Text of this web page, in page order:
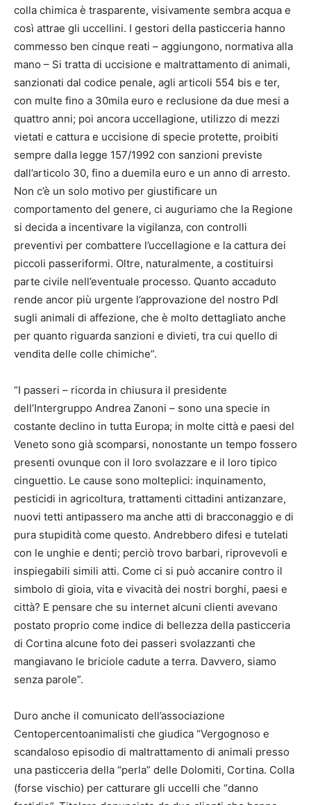
colla chimica è trasparente, visivamente sembra acqua e
così attrae gli uccellini. I gestori della pasticceria hanno
commesso ben cinque reati – aggiungono, normativa alla
mano – Si tratta di uccisione e maltrattamento di animali,
sanzionati dal codice penale, agli articoli 554 bis e ter,
con multe fino a 30mila euro e reclusione da due mesi a
quattro anni; poi ancora uccellagione, utilizzo di mezzi
vietati e cattura e uccisione di specie protette, proibiti
sempre dalla legge 157/1992 con sanzioni previste
dall’articolo 30, fino a duemila euro e un anno di arresto.
Non c’è un solo motivo per giustificare un
comportamento del genere, ci auguriamo che la Regione
si decida a incentivare la vigilanza, con controlli
preventivi per combattere l’uccellagione e la cattura dei
piccoli passeriformi. Oltre, naturalmente, a costituirsi
parte civile nell’eventuale processo. Quanto accaduto
rende ancor più urgente l’approvazione del nostro Pdl
sugli animali di affezione, che è molto dettagliato anche
per quanto riguarda sanzioni e divieti, tra cui quello di
vendita delle colle chimiche”.
“I passeri – ricorda in chiusura il presidente
dell’Intergruppo Andrea Zanoni – sono una specie in
costante declino in tutta Europa; in molte città e paesi del
Veneto sono già scomparsi, nonostante un tempo fossero
presenti ovunque con il loro svolazzare e il loro tipico
cinguettio. Le cause sono molteplici: inquinamento,
pesticidi in agricoltura, trattamenti cittadini antizanzare,
nuovi tetti antipassero ma anche atti di bracconaggio e di
pura stupidità come questo. Andrebbero difesi e tutelati
con le unghie e denti; perciò trovo barbari, riprovevoli e
inspiegabili simili atti. Come ci si può accanire contro il
simbolo di gioia, vita e vivacità dei nostri borghi, paesi e
città? E pensare che su internet alcuni clienti avevano
postato proprio come indice di bellezza della pasticceria
di Cortina alcune foto dei passeri svolazzanti che
mangiavano le briciole cadute a terra. Davvero, siamo
senza parole”.
Duro anche il comunicato dell’associazione
Centopercentoanimalisti che giudica “Vergognoso e
scandaloso episodio di maltrattamento di animali presso
una pasticceria della “perla” delle Dolomiti, Cortina. Colla
(forse vischio) per catturare gli uccelli che “danno